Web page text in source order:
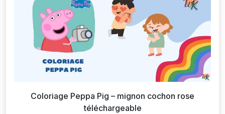
Coloriage Peppa Pig – mignon cochon rose
téléchargeable